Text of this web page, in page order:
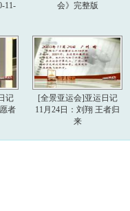
11-
会》完整版
记
者
[全景亚运会]亚运日记
11月24日：刘翔 王者归
来